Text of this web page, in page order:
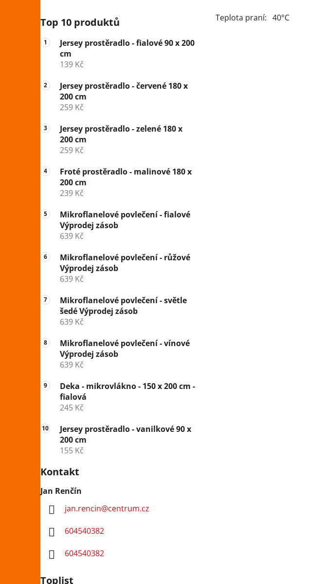
Top 10 produktů
Jersey prostěradlo - fialové 90 x 200
cm
139 Kč
Jersey prostěradlo - červené 180 x
200 cm
259 Kč
Jersey prostěradlo - zelené 180 x
200 cm
259 Kč
Froté prostěradlo - malinové 180 x
200 cm
239 Kč
Mikroflanelové povlečení - fialové
Výprodej zásob
639 Kč
Mikroflanelové povlečení - růžové
Výprodej zásob
639 Kč
Mikroflanelové povlečení - světle
šedé Výprodej zásob
639 Kč
Mikroflanelové povlečení - vínové
Výprodej zásob
639 Kč
Deka - mikrovlákno - 150 x 200 cm -
fialová
245 Kč
Jersey prostěradlo - vanilkové 90 x
200 cm
155 Kč
Kontakt
Jan Renčín
jan.rencin@centrum.cz
604540382
604540382
Toplist
Teplota praní: 40°C